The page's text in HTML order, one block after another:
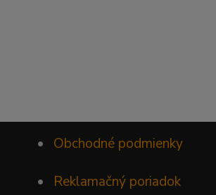
• Obchodné podmienky
• Reklamačný poriadok